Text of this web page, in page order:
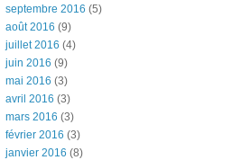
septembre 2016 (5)
août 2016 (9)
juillet 2016 (4)
juin 2016 (9)
mai 2016 (3)
avril 2016 (3)
mars 2016 (3)
février 2016 (3)
janvier 2016 (8)